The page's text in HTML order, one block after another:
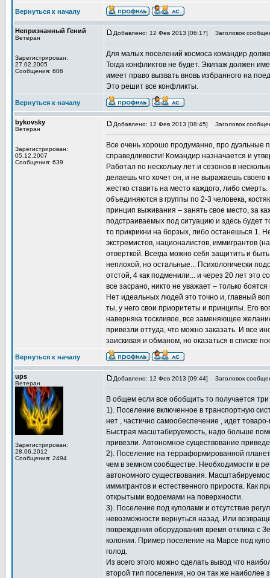
Вернуться к началу
Непризнанный Гений
Ветеран
Зарегистрирован:
27.02.2005
Сообщения: 606
Добавлено: 12 Фев 2013 [06:17] Заголовок
Для малых поселений космоса командир
Тогда конфликтов не будет. Экипаж должен
имеет право вызвать вновь избранного на
Это решит все конфликты.
Вернуться к началу
bykovsky
Ветеран
Зарегистрирован:
05.12.2007
Сообщения: 639
Добавлено: 12 Фев 2013 [08:45] Заголовок
Все очень хорошо продуманно, про дуэльные
справедливости! Командир назначается и
Работал по нескольку лет и сезонов в
делаешь что хочет он, и не выражаешь своего
жестко ставить на место каждого, либо
объединяются в группы по 2-3 человека,
принцип выживания – занять свое место, за
подстраиваемых под ситуацию и здесь будет
то прикрикни на борзых, либо останешься 1.
экстремистов, националистов, иммигрантов
отверткой. Всегда можно себя защитить и
неплохой, но остальные... Психологически
отстой, 4 как подменили... и через 20 лет это
все засрано, никто не уважает – только
Нет идеальных людей это точно и, главный
ты, у него свои приоритеты и принципы. Его
наверняка тоскливое, все заменяющее
привезли оттуда, что можно заказать. И все
заискивая и обманом, но оказаться в списке
Вернуться к началу
ups
Ветеран
Зарегистрирован:
28.06.2012
Сообщения: 2494
Добавлено: 12 Фев 2013 [09:44] Заголовок
В общем если все обобщить то получается
1). Поселение включенное в транспортную
нет , частично самообеспечение , идет
Быстрая масштабируемость, надо больше
привезли. Автономное существование
2). Поселение на терраформированной
чем в земном сообществе. Необходимости в
автономного существования.
иммигрантов и естественного прироста. Как
открытыми водоемами на поверхности.
3). Поселение под куполами и отсутствие
невозможности вернуться назад. Или
повреждения оборудования время отклика с
колонии. Пример поселение на Марсе под
голод.
Из всего этого можно сделать вывод что
второй тип поселения, но он так же наиболее